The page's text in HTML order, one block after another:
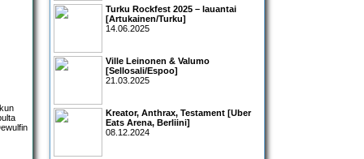
Turku Rockfest 2025 – lauantai
[Artukainen/Turku]
14.06.2025
Ville Leinonen & Valumo
[Sellosali/Espoo]
21.03.2025
Kreator, Anthrax, Testament [Uber
Eats Arena, Berliini]
08.12.2024